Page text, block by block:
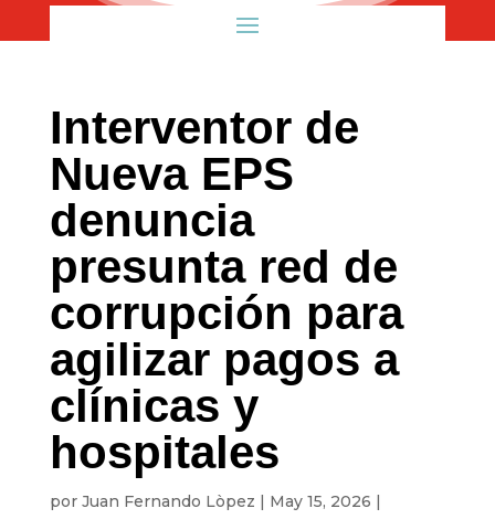
Interventor de
Nueva EPS
denuncia
presunta red de
corrupción para
agilizar pagos a
clínicas y
hospitales
por Juan Fernando Lòpez | May 15, 2026 |